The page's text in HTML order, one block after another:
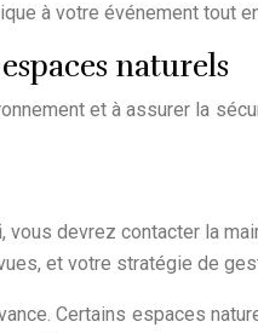
à votre événement tout
naturels
et à assurer la
devrez contacter la
et votre stratégie de
Certains espaces